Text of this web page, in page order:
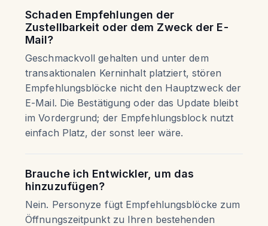
Schaden Empfehlungen der
Zustellbarkeit oder dem Zweck der E-
Mail?
Geschmackvoll gehalten und unter dem
transaktionalen Kerninhalt platziert, stören
Empfehlungsblöcke nicht den Hauptzweck der
E-Mail. Die Bestätigung oder das Update bleibt
im Vordergrund; der Empfehlungsblock nutzt
einfach Platz, der sonst leer wäre.
Brauche ich Entwickler, um das
hinzuzufügen?
Nein. Personyze fügt Empfehlungsblöcke zum
Öffnungszeitpunkt zu Ihren bestehenden